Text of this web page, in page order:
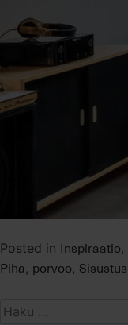
Posted in Inspiraatio,
Piha, porvoo, Sisustus
Haku: